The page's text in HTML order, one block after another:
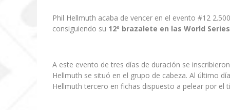
Phil Hellmuth acaba de vencer en el evento #12
consiguiendo su 12º brazalete en las World
A este evento de tres días de duración se
Hellmuth se situó en el grupo de cabeza. Al último
Hellmuth tercero en fichas dispuesto a pelear por el